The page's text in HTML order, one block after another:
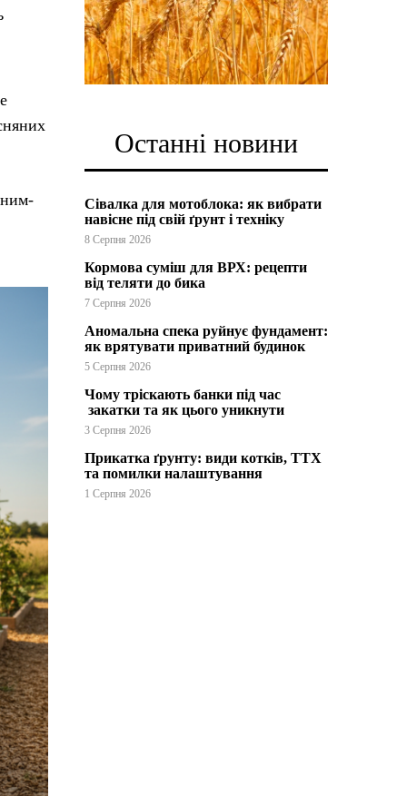
Останні новини
Сівалка для мотоблока: як вибрати
навісне під свій ґрунт і техніку
8 Серпня 2026
Кормова суміш для ВРХ: рецепти
від теляти до бика
7 Серпня 2026
Аномальна спека руйнує фундамент:
як врятувати приватний будинок
5 Серпня 2026
Чому тріскають банки під час
закатки та як цього уникнути
3 Серпня 2026
Прикатка ґрунту: види котків, ТТХ
та помилки налаштування
1 Серпня 2026